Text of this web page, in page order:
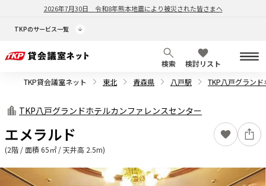
2026年7月30日 令和8年熊本地震により被災された皆さまへ
TKPのサービス一覧
検索
検討リスト
TKP貸会議室ネット
東北 青森県 八戸駅 TKP八戸グラン
TKP八戸グランドホテルカンファレンスセンター
エメラルド
(2階 / 面積 65㎡ / 天井高 2.5m)